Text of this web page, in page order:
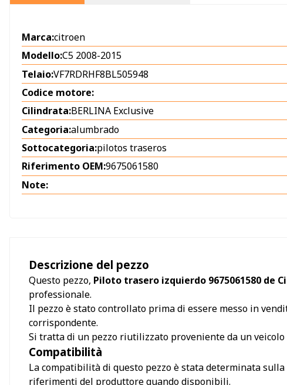
Marca:citroen
Modello:C5 2008-2015
Telaio:VF7RDRHF8BL505948
Codice motore:
Cilindrata:BERLINA Exclusive
Categoria:alumbrado
Sottocategoria:pilotos traseros
Riferimento OEM:9675061580
Note:
Descrizione del pezzo
Questo pezzo, Piloto trasero izquierdo 9675061580 de
professionale.
Il pezzo è stato controllato prima di essere messo in
corrispondente.
Si tratta di un pezzo riutilizzato proveniente da un
Compatibilità
La compatibilità di questo pezzo è stata determinata
riferimenti del produttore quando disponibili.